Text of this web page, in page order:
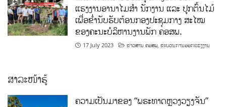
ແຮງງານອານາໄມສໍາ ນັກງານ ແລະ ປູກຕົ້ນໄມ້
ເພື່ອຂໍ່ານັບຮັບຕ້ອນກອງປະຊຸມກາງ ສະໄໝ
ຂອງຄະນະບໍລິຫານງານພັກ ຄອສພ.
17 July 2023 ຂ່າວສານ ຄອສພ ,ຂະບວນການອອກແຮງງານ
ສາລະໜ້າຮູ້
ຄວາມເປັນມາຂອງ “ພຣະທາດຫຼວງວຽງຈັນ”